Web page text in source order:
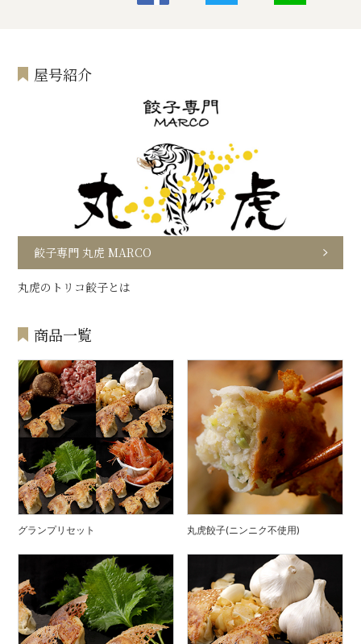
屋号紹介
餃子専門 丸虎 MARCO
丸虎のトリコ餃子とは
商品一覧
グランプリセット 丸虎餃子(ニンニク不使用)